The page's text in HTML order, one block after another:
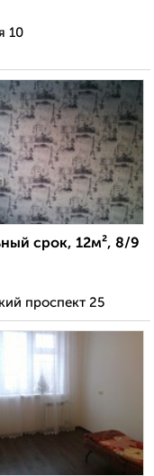
10
срок, 12м², 8/9
проспект 25